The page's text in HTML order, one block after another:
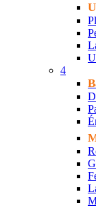
4